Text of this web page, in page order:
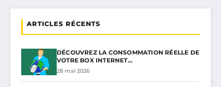
ARTICLES RÉCENTS
DÉCOUVREZ LA CONSOMMATION RÉELLE DE
VOTRE BOX INTERNET…
28 mai 2026